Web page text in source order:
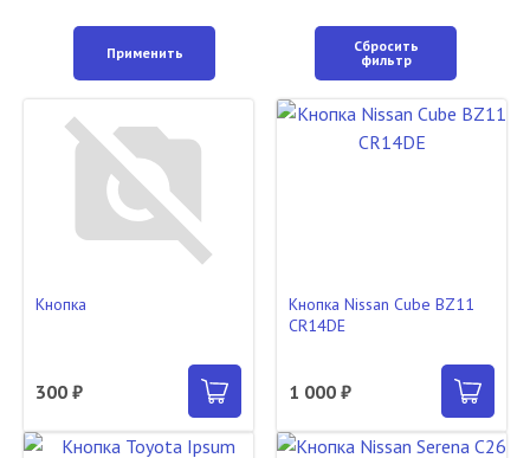
Применить
Сбросить
фильтр
Кнопка
300 ₽
Кнопка Nissan Cube BZ11
CR14DE
1 000 ₽